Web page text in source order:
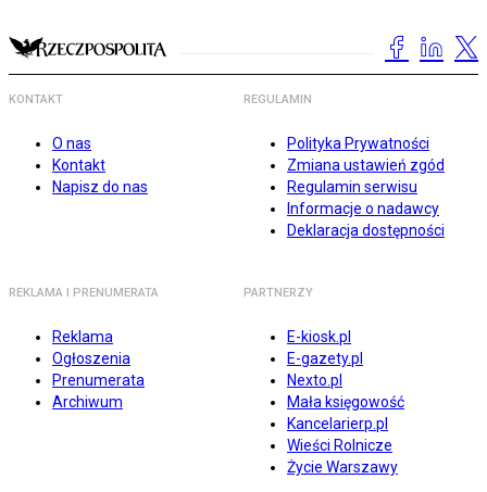
KONTAKT
O nas
Kontakt
Napisz do nas
REGULAMIN
Polityka Prywatności
Zmiana ustawień zgód
Regulamin serwisu
Informacje o nadawcy
Deklaracja dostępności
REKLAMA I PRENUMERATA
Reklama
Ogłoszenia
Prenumerata
Archiwum
PARTNERZY
E-kiosk.pl
E-gazety.pl
Nexto.pl
Mała księgowość
Kancelarierp.pl
Wieści Rolnicze
Życie Warszawy